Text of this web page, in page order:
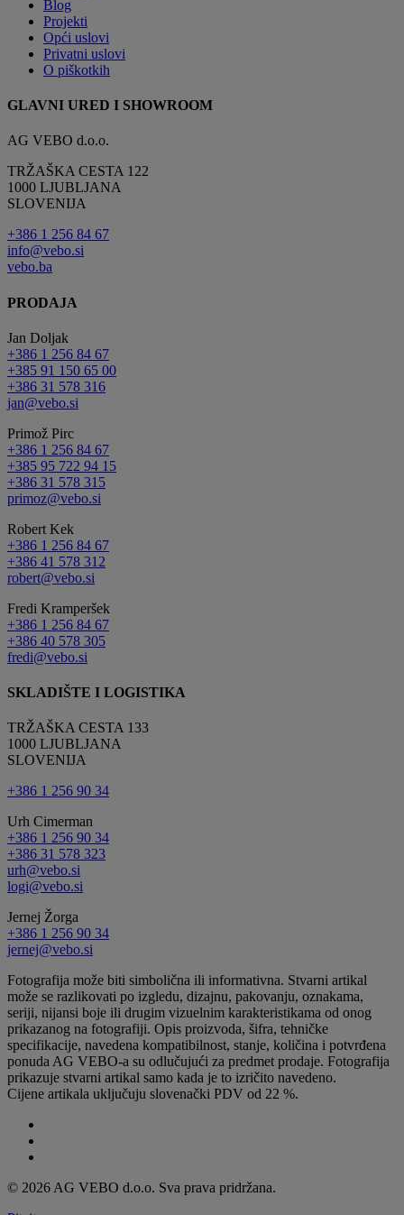
Blog
Projekti
Opći uslovi
Privatni uslovi
O piškotkih
GLAVNI URED I SHOWROOM
AG VEBO d.o.o.
TRŽAŠKA CESTA 122
1000 LJUBLJANA
SLOVENIJA
+386 1 256 84 67
info@vebo.si
vebo.ba
PRODAJA
Jan Doljak
+386 1 256 84 67
+385 91 150 65 00
+386 31 578 316
jan@vebo.si
Primož Pirc
+386 1 256 84 67
+385 95 722 94 15
+386 31 578 315
primoz@vebo.si
Robert Kek
+386 1 256 84 67
+386 41 578 312
robert@vebo.si
Fredi Kramperšek
+386 1 256 84 67
+386 40 578 305
fredi@vebo.si
SKLADIŠTE I LOGISTIKA
TRŽAŠKA CESTA 133
1000 LJUBLJANA
SLOVENIJA
+386 1 256 90 34
Urh Cimerman
+386 1 256 90 34
+386 31 578 323
urh@vebo.si
logi@vebo.si
Jernej Žorga
+386 1 256 90 34
jernej@vebo.si
Fotografija može biti simbolična ili informativna. Stvarni artikal
može se razlikovati po izgledu, dizajnu, pakovanju, oznakama,
seriji, nijansi boje ili drugim vizuelnim karakteristikama od onog
prikazanog na fotografiji. Opis proizvoda, šifra, tehničke
specifikacije, navedena kompatibilnost, stanje, količina i potvrđena
ponuda AG VEBO-a su odlučujući za predmet prodaje. Fotografija
prikazuje stvarni artikal samo kada je to izričito navedeno.
Cijene artikala uključuju slovenački PDV od 22 %.
© 2026 AG VEBO d.o.o. Sva prava pridržana.